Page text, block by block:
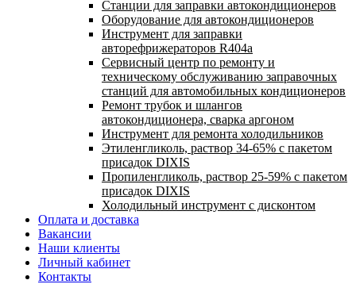
Станции для заправки автокондиционеров
Оборудование для автокондиционеров
Инструмент для заправки
авторефрижераторов R404a
Сервисный центр по ремонту и
техническому обслуживанию заправочных
станций для автомобильных кондиционеров
Ремонт трубок и шлангов
автокондиционера, сварка аргоном
Инструмент для ремонта холодильников
Этиленгликоль, раствор 34-65% с пакетом
присадок DIXIS
Пропиленгликоль, раствор 25-59% с пакетом
присадок DIXIS
Холодильный инструмент с дисконтом
Оплата и доставка
Вакансии
Наши клиенты
Личный кабинет
Контакты